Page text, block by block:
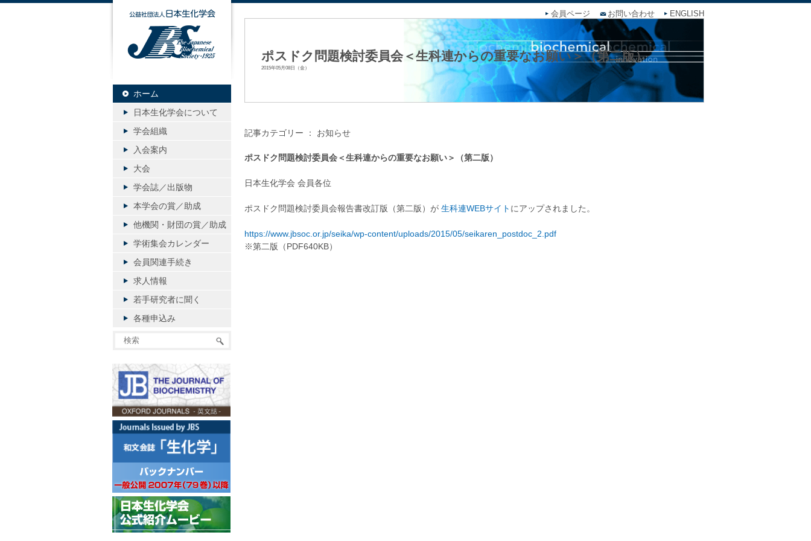
会員ページ お問い合わせ ENGLISH
ポスドク問題検討委員会＜生科連からの重要なお願い＞（第二版）
2015年05月08日（金）
記事カテゴリー ： お知らせ
ポスドク問題検討委員会＜生科連からの重要なお願い＞（第二版）
日本生化学会 会員各位
ポスドク問題検討委員会報告書改訂版（第二版）が生科連WEBサイト にアップされました。
https://www.jbsoc.or.jp/seika/wp-content/uploads/2015/05/seikaren_postdoc_2.pdf
※第二版（PDF640KB）
公益社団法人日本生化学会
ホーム
日本生化学会について
学会組織
入会案内
大会
学会誌／出版物
本学会の賞／助成
他機関・財団の賞／助成
学術集会カレンダー
会員関連手続き
求人情報
若手研究者に聞く
各種申込み